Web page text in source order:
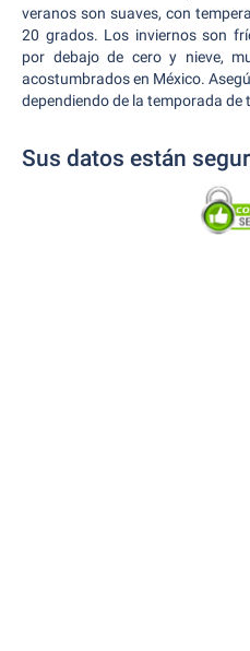
veranos son suaves, con
20 grados. Los inviernos son
por debajo de cero y nieve,
acostumbrados en México.
dependiendo de la temporada de
Sus datos están